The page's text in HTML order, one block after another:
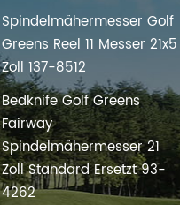
Spindelmähermesser Golf
Greens Reel 11 Messer 21x5
Zoll 137-8512
Bedknife Golf Greens
Fairway
Spindelmähermesser 21
Zoll Standard Ersetzt 93-
4262